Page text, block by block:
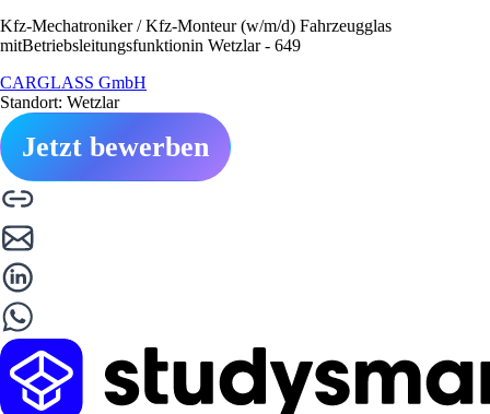
Kfz-Mechatroniker / Kfz-Monteur (w/m/d) Fahrzeugglas
mitBetriebsleitungsfunktionin Wetzlar - 649
CARGLASS GmbH
Standort: Wetzlar
Jetzt bewerben